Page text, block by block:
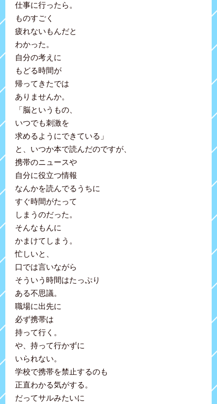
仕事に行ったら。
ものすごく
疲れないもんだと
わかった。
自分の考えに
もどる時間が
帰ってきたでは
ありませんか。
「脳というもの、
いつでも刺激を
求めるようにできている」
と、いつか本で読んだのですが、
携帯のニュースや
自分に役立つ情報
なんかを読んでるうちに
すぐ時間がたって
しまうのだった。
そんなもんに
かまけてしまう。
忙しいと、
口では言いながら
そういう時間はたっぷり
ある不思議。
職場に出先に
必ず携帯は
持って行く。
や、持って行かずに
いられない。
学校で携帯を禁止するのも
正直わかる気がする。
だってサルみたいに